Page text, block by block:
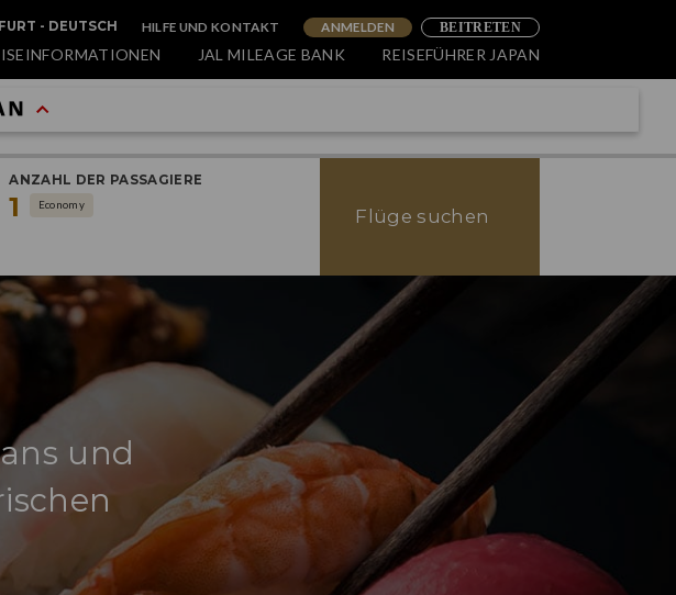
- DEUTSCH HILFE UND KONTAKT ANMELDEN BEITRETEN
JAL MILEAGE BANK REISEFÜHRER JAPAN
ANZAHL DER PASSAGIERE
1 Economy
Flüge suchen
und